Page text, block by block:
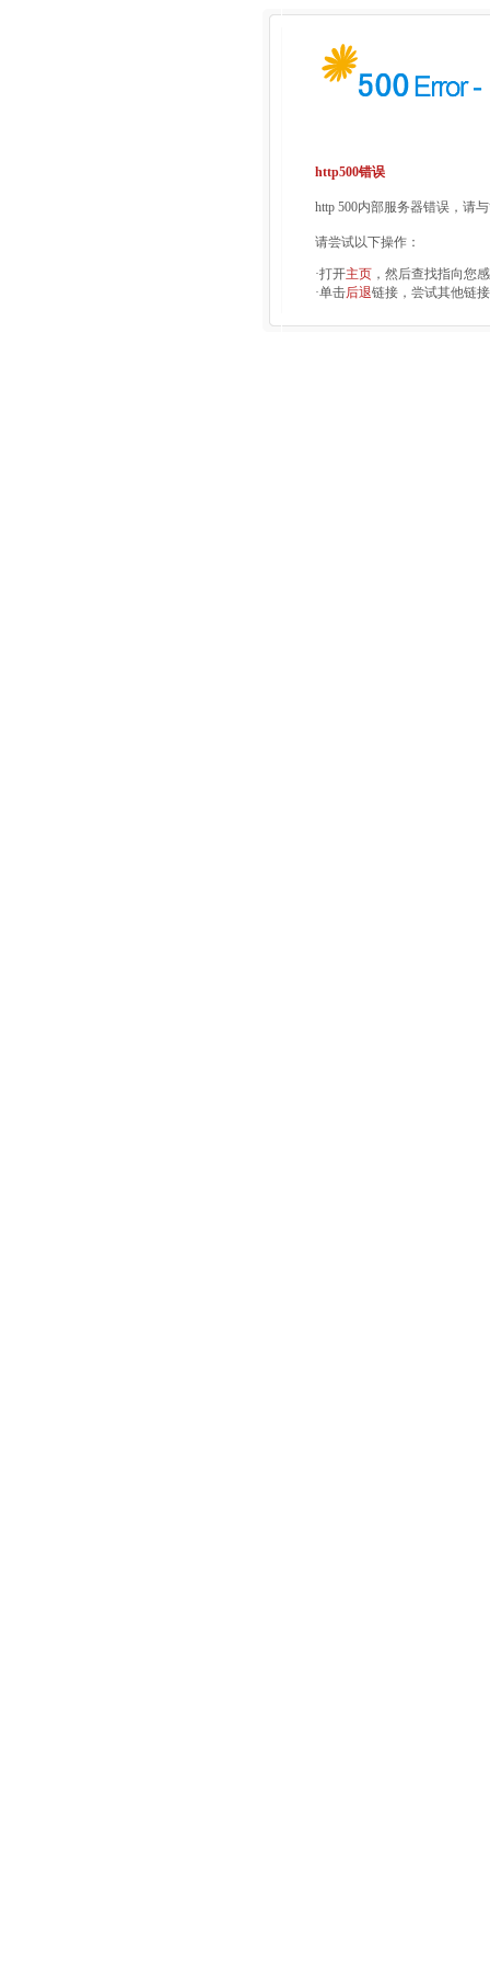
http500错误
http 500内部服务器错误，请
请尝试以下操作：
·打开主页 ，然后查找指向您
·单击后退链接，尝试其他链